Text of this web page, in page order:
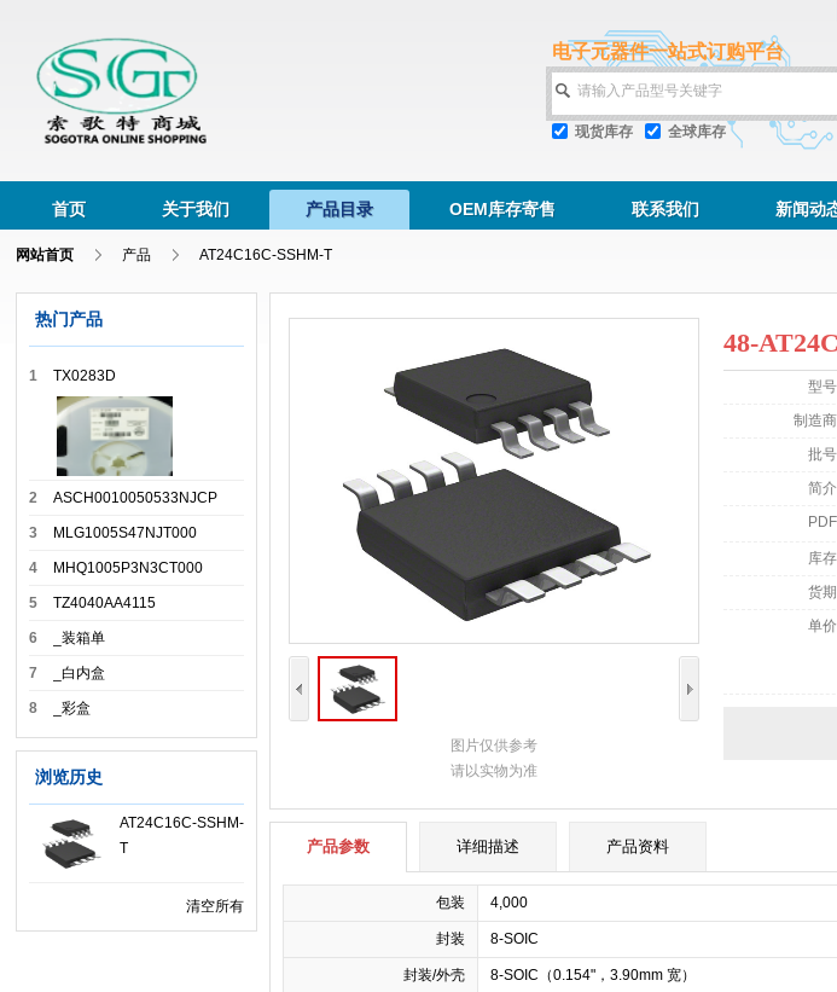
电子元器件一站式订购平台
请输入产品型号关键字
现货库存 全球库存
首页 关于我们 产品目录 OEM库存寄售 联系我们 新闻动
网站首页 产品 AT24C16C-SSHM-T
热门产品
1 TX0283D
2 ASCH0010050533NJCP
3 MLG1005S47NJT000
4 MHQ1005P3N3CT000
5 TZ4040AA4115
6 _装箱单
7 _白内盒
8 _彩盒
浏览历史
AT24C16C-SSHM-
T
清空所有
图片仅供参考
请以实物为准
48-
型
制造
批
简
库
货
单
产品参数 详细描述 产品资料
包装 4,000
封装 8-SOIC
封装/外壳 8-SOIC（0.154"，3.90mm 宽）